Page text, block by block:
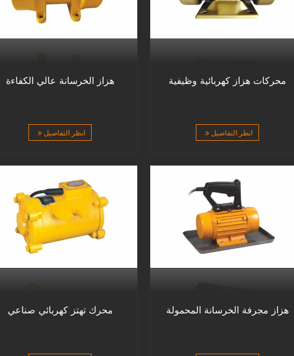
محركات هزاز كهربائية وظيفية
انظر التفاصيل
هزاز الخرسانة عالي الكفاءة
انظر التفاصيل
هزاز مجرفة الخرسانة المحمولة محرك تهتز كهربائي صناعي